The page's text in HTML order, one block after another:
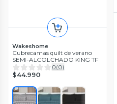
Wakeshome
Cubrecamas quilt de verano
SEMI-ALCOLCHADO KING TF
0(0)
$44.990